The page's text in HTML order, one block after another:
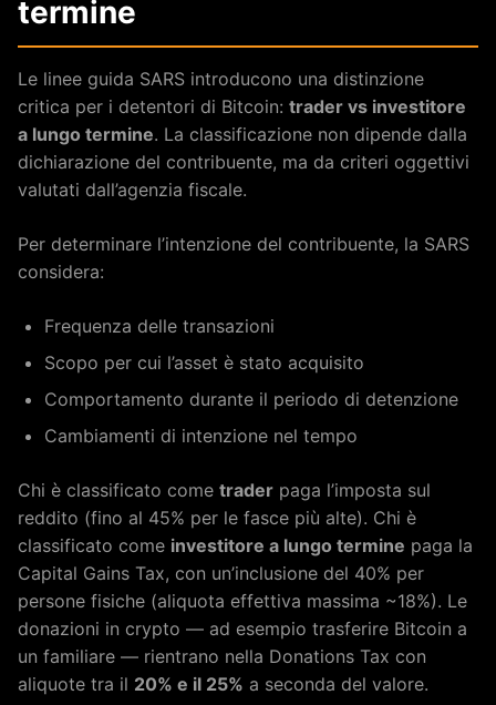
termine
Le linee guida SARS introducono una distinzione
critica per i detentori di Bitcoin: trader vs investitore
a lungo termine. La classificazione non dipende dalla
dichiarazione del contribuente, ma da criteri oggettivi
valutati dall’agenzia fiscale.
Per determinare l’intenzione del contribuente, la SARS
considera:
Frequenza delle transazioni
Scopo per cui l’asset è stato acquisito
Comportamento durante il periodo di detenzione
Cambiamenti di intenzione nel tempo
Chi è classificato come trader paga l’imposta sul
reddito (fino al 45% per le fasce più alte). Chi è
classificato come investitore a lungo termine paga la
Capital Gains Tax, con un’inclusione del 40% per
persone fisiche (aliquota effettiva massima ~18%). Le
donazioni in crypto — ad esempio trasferire Bitcoin a
un familiare — rientrano nella Donations Tax con
aliquote tra il 20% e il 25% a seconda del valore.